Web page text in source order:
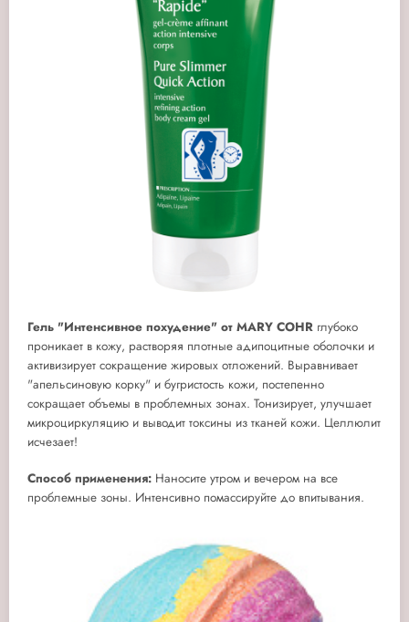
Гель "Интенсивное похудение" от MARY COHR глубоко
проникает в кожу, растворяя плотные адипоцитные оболочки и
активизирует сокращение жировых отложений. Выравнивает
"апельсиновую корку" и бугристость кожи, постепенно
сокращает объемы в проблемных зонах. Тонизирует, улучшает
микроциркуляцию и выводит токсины из тканей кожи. Целлюлит
исчезает!
Способ применения: Наносите утром и вечером на все
проблемные зоны. Интенсивно помассируйте до впитывания.